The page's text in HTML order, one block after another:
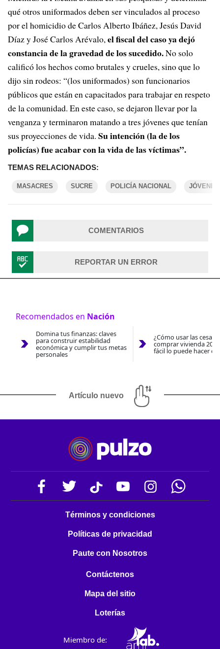
qué otros uniformados deben ser vinculados al proceso
por el homicidio de Carlos Alberto Ibáñez, Jesús David
Díaz y José Carlos Arévalo, el fiscal del caso ya dejó
constancia de la gravedad de los sucedido.No solo
calificó los hechos como brutales y crueles, sino que lo
dijo sin rodeos: “(los uniformados) son funcionarios
públicos que están en capacitados para trabajar en respeto
de la comunidad. En este caso, se dejaron llevar por la
venganza y terminaron matando a tres jóvenes que tenían
sus proyecciones de vida. Su intención (la de los
policías) fue acabar con la vida de las víctimas”.
TEMAS RELACIONADOS:
MASACRES SUCRE POLICÍA NACIONAL JÓVENES
COMENTARIOS
REPORTAR UN ERROR
Recomendados en Nación
Domina tus finanzas: claves
para construir estabilidad
económica y cumplir tus metas
personales
¿Cómo usar las
comprar vivienda
fácil lo puede hacer
Artículo nuevo
Términos y condiciones
Políticas de privacidad
Paute con Nosotros
Contáctenos
Mapa del sitio
Loterías
Miembro de: